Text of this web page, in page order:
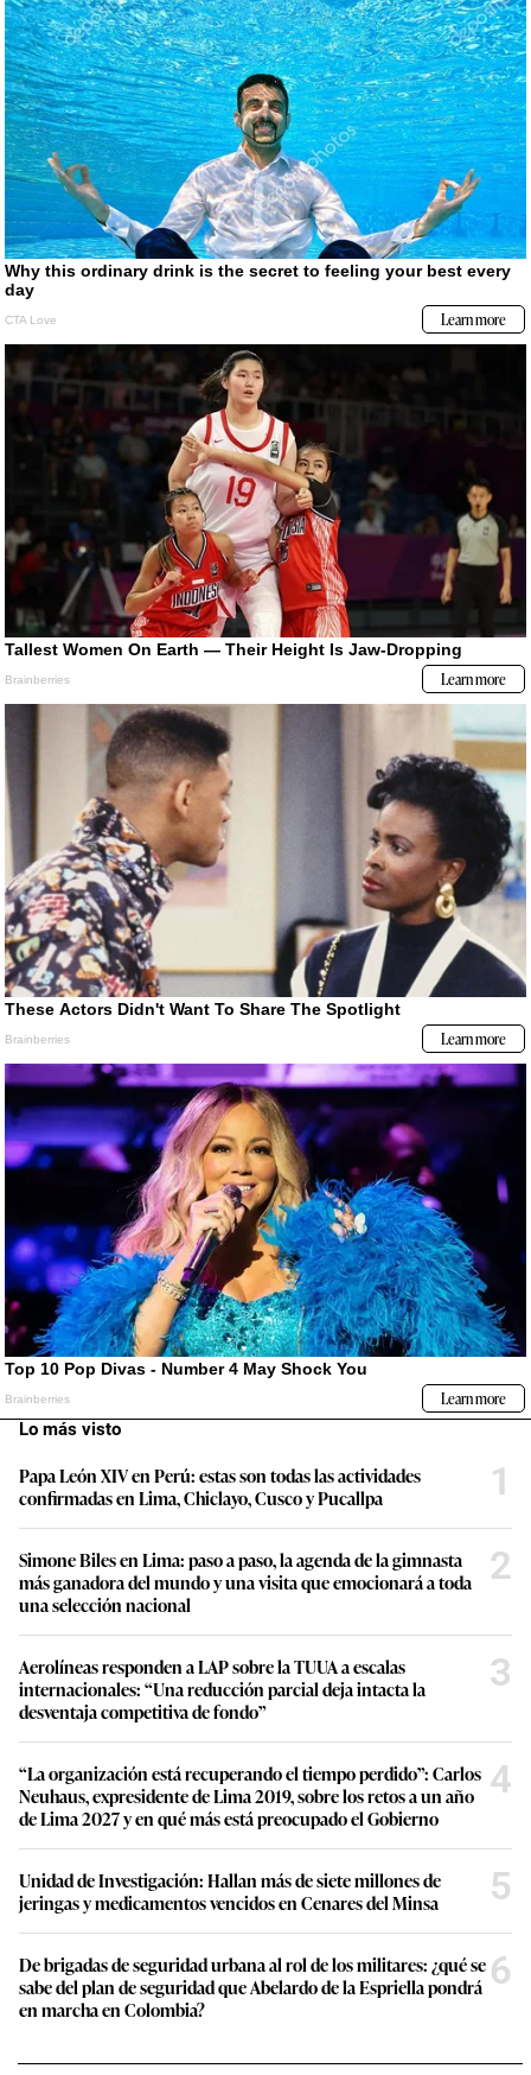
Lo más visto
Papa León XIV en Perú: estas son todas las actividades
confirmadas en Lima, Chiclayo, Cusco y Pucallpa
1
Simone Biles en Lima: paso a paso, la agenda de la gimnasta
más ganadora del mundo y una visita que emocionará a toda
una selección nacional
2
Aerolíneas responden a LAP sobre la TUUA a escalas
internacionales: “Una reducción parcial deja intacta la
desventaja competitiva de fondo”
3
“La organización está recuperando el tiempo perdido”: Carlos
Neuhaus, expresidente de Lima 2019, sobre los retos a un año
de Lima 2027 y en qué más está preocupado el Gobierno
4
Unidad de Investigación: Hallan más de siete millones de
jeringas y medicamentos vencidos en Cenares del Minsa
5
De brigadas de seguridad urbana al rol de los militares: ¿qué se
sabe del plan de seguridad que Abelardo de la Espriella pondrá
en marcha en Colombia?
6